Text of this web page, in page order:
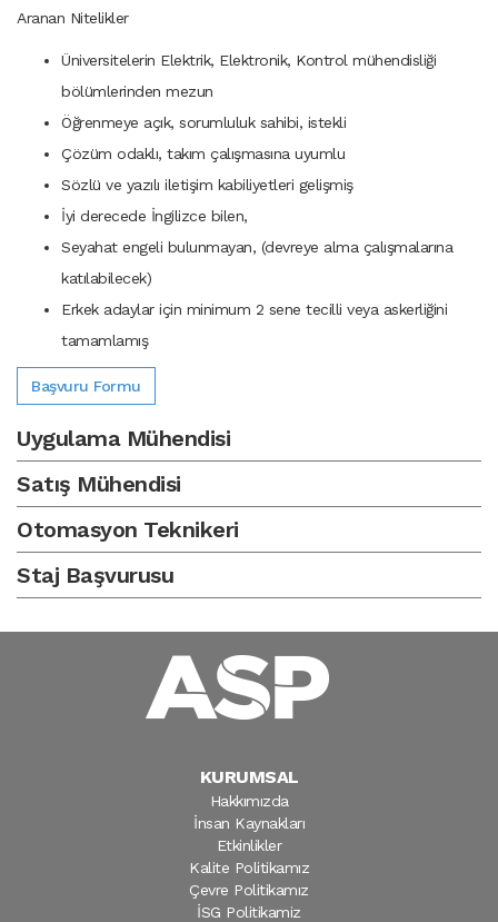
Aranan Nitelikler
Üniversitelerin Elektrik, Elektronik, Kontrol mühendisliği
bölümlerinden mezun
Öğrenmeye açık, sorumluluk sahibi, istekli
Çözüm odaklı, takım çalışmasına uyumlu
Sözlü ve yazılı iletişim kabiliyetleri gelişmiş
İyi derecede İngilizce bilen,
Seyahat engeli bulunmayan, (devreye alma çalışmalarına
katılabilecek)
Erkek adaylar için minimum 2 sene tecilli veya askerliğini
tamamlamış
Başvuru Formu
Uygulama Mühendisi
Satış Mühendisi
Otomasyon Teknikeri
Staj Başvurusu
KURUMSAL
Hakkımızda
İnsan Kaynakları
Etkinlikler
Kalite Politikamız
Çevre Politikamız
İSG Politikamiz